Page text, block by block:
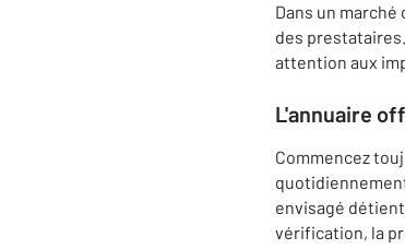
Dans un
des
attention aux
L'annuaire
Commencez
envisagé
vérification, la